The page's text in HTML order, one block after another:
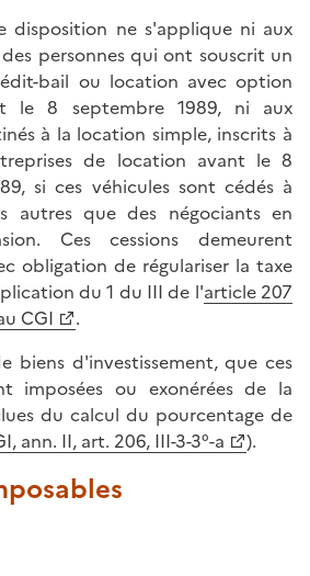
disposition ne s'applique ni aux
personnes qui ont souscrit un
bail ou location avec option
le 8 septembre 1989, ni aux
à la location simple, inscrits à
de location avant le 8
si ces véhicules sont cédés à
autres que des négociants en
Ces cessions demeurent
obligation de régulariser la taxe
du 1 du III de l'article 207
CGI
.
biens d'investissement, que ces
imposées ou exonérées de la
du calcul du pourcentage de
ann. II, art. 206, III-3-3°-a ).